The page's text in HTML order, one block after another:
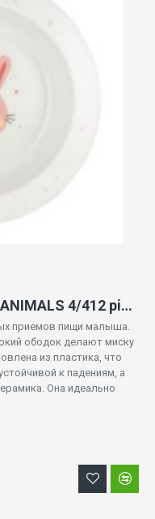
Миска пластиковая CUTE ANIMALS 4/412 pink RABBIT
приемов пищи малыша.
ободок делают миску
​​из пластика, что
к падениям, а
Она идеально